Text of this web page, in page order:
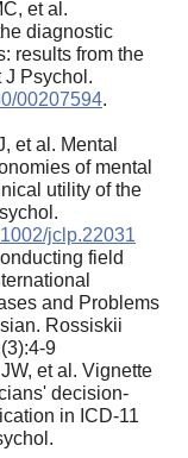
et al.
diagnostic
results from the
J Psychol.
00207594.
et al. Mental
of mental
utility of the
jclp.22031
field
and Problems
Rossiskii
9
et al. Vignette
decision-
in ICD-11